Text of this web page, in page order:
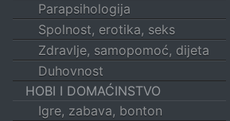
Parapsihologija
Spolnost, erotika, seks
Zdravlje, samopomoć, dijeta
Duhovnost
HOBI I DOMAĆINSTVO
Igre, zabava, bonton